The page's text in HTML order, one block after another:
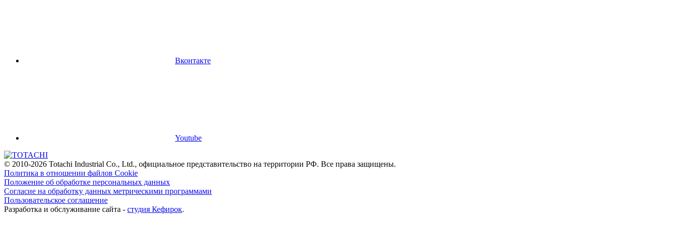
Вконтакте
Youtube
© 2010-2026 Totachi Industrial Co., Ltd., официальное представительство на территории РФ. Все права защищены.
Политика в отношении файлов Cookie
Положение об обработке персональных данных
Согласие на обработку данных метрическими программами
Пользовательское соглашение
Разработка и обслуживание сайта - студия Кефирок.